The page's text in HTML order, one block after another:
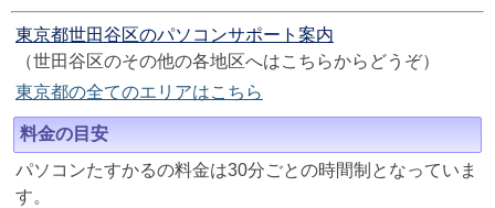
東京都世田谷区のパソコンサポート案内
（世田谷区のその他の各地区へはこちらからどうぞ）
東京都の全てのエリアはこちら
料金の目安
パソコンたすかるの料金は30分ごとの時間制となっていま
す。